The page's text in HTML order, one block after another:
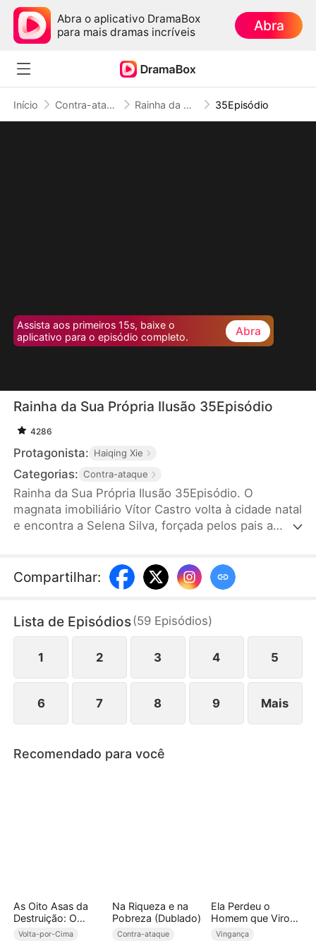
Abra o aplicativo DramaBox
para mais dramas incríveis
Abra
Início Contra-ataque Rainha da Sua Própria Ilusão 35Episódio
Assista aos primeiros 15s, baixe o
aplicativo para o episódio completo.
Abra
Rainha da Sua Própria Ilusão 35Episódio
4286
Protagonista: Haiqing Xie
Categorias: Contra-ataque
Rainha da Sua Própria Ilusão 35Episódio. O
magnata imobiliário Vítor Castro volta à cidade natal
e encontra a Selena Silva, forçada pelos pais a
anos depois, a Selena se forma e acredita que o
incentivo de Vítor para “estudar bem” era um sinal
Castro. Uma série de mal-entendidos se segue,
até que a matriarca dos Castro a aconselha e faz
perceber seus erros.
Compartilhar:
Lista de Episódios(59 Episódios)
1 2 3 4 5
6 7 8 9 Mais
Recomendado para você
As Oito Asas da
Destruição: O
Mundo Estremece
ao Meu Chamado
Volta-por-Cima
Na Riqueza e na
Pobreza (Dublado)
Contra-ataque
Ela Perdeu o
Homem que Virou
Imperador
Vingança